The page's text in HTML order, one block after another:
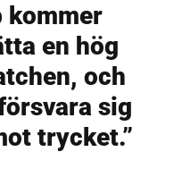
kommer
en hög
och
sig
trycket.”